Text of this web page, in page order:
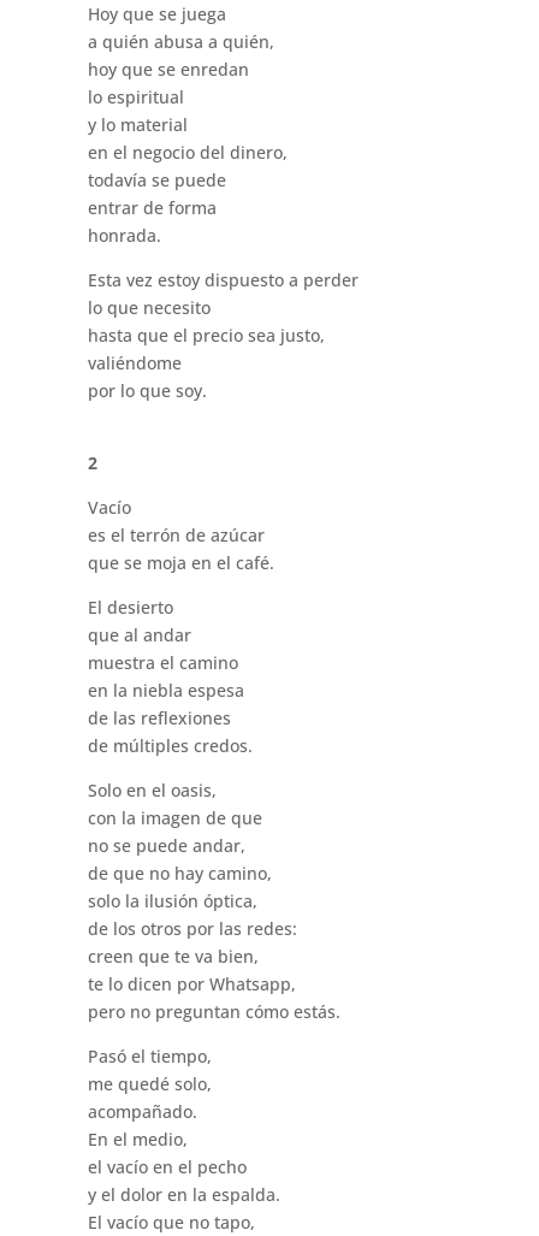
Hoy que se juega
a quién abusa a quién,
hoy que se enredan
lo espiritual
y lo material
en el negocio del dinero,
todavía se puede
entrar de forma
honrada.
Esta vez estoy dispuesto a perder
lo que necesito
hasta que el precio sea justo,
valiéndome
por lo que soy.
2
Vacío
es el terrón de azúcar
que se moja en el café.
El desierto
que al andar
muestra el camino
en la niebla espesa
de las reflexiones
de múltiples credos.
Solo en el oasis,
con la imagen de que
no se puede andar,
de que no hay camino,
solo la ilusión óptica,
de los otros por las redes:
creen que te va bien,
te lo dicen por Whatsapp,
pero no preguntan cómo estás.
Pasó el tiempo,
me quedé solo,
acompañado.
En el medio,
el vacío en el pecho
y el dolor en la espalda.
El vacío que no tapo,